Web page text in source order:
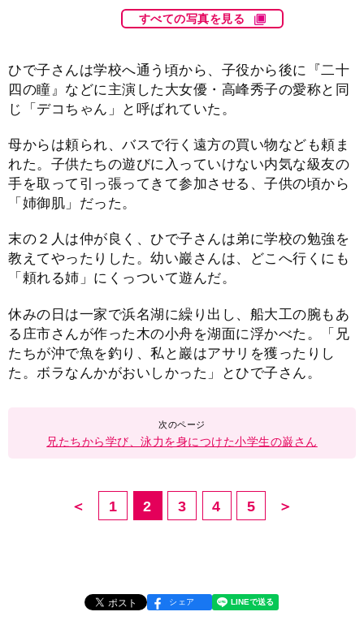
すべての写真を見る
ひで子さんは学校へ通う頃から、子役から後に『二十
四の瞳』などに主演した大女優・高峰秀子の愛称と同
じ「デコちゃん」と呼ばれていた。
母からは頼られ、バスで行く遠方の買い物なども頼ま
れた。子供たちの遊びに入っていけない内気な級友の
手を取って引っ張ってきて参加させる、子供の頃から
「姉御肌」だった。
末の２人は仲が良く、ひで子さんは弟に学校の勉強を
教えてやったりした。幼い巖さんは、どこへ行くにも
「頼れる姉」にくっついて遊んだ。
休みの日は一家で浜名湖に繰り出し、船大工の腕もあ
る庄市さんが作った木の小舟を湖面に浮かべた。「兄
たちが沖で魚を釣り、私と巖はアサリを獲ったりし
た。ボラなんかがおいしかった」とひで子さん。
兄たちから学び、泳力を身につけた小学生の巌さん
＜ 1 2 3 4 5 ＞
シェア